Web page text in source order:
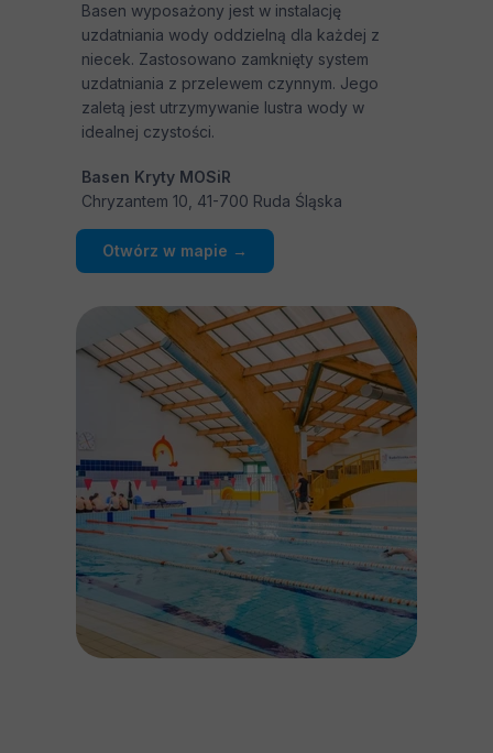
Basen Kryty MOSiR
Chryzantem 10, 41-700 Ruda Śląska
Basen wyposażony jest w instalację
uzdatniania wody oddzielną dla każdej z
niecek. Zastosowano zamknięty system
uzdatniania z przelewem czynnym. Jego
zaletą jest utrzymywanie lustra wody w
idealnej czystości.
Otwórz w mapie →